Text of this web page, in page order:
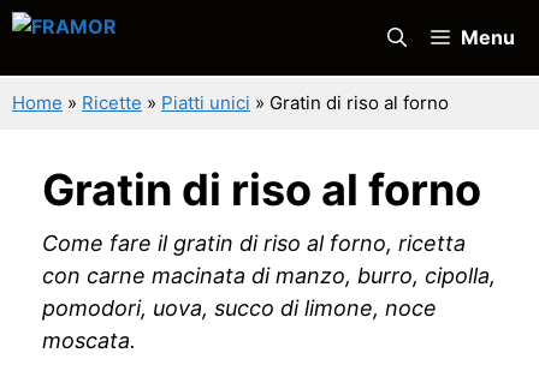
Vai
contenuto
Menu
Home » Ricette » Piatti unici » Gratin di riso al forno
Gratin di riso al forno
Come fare il gratin di riso al forno, ricetta
con carne macinata di manzo, burro, cipolla,
pomodori, uova, succo di limone, noce
moscata.